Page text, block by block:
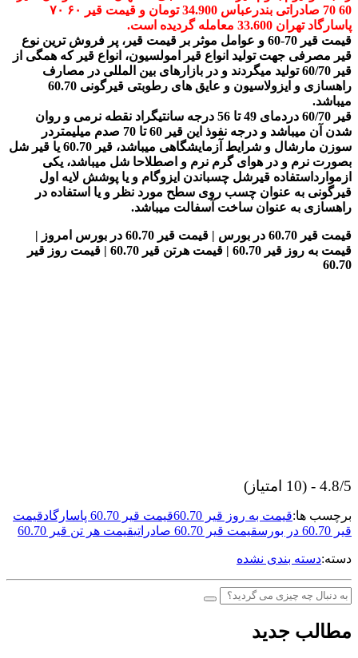
60 70 صادراتی بندرعباس 34.900 تومان و قیمت قیر ۶۰ ۷۰
پاسارگاد تهران 33.600 معامله گردیده است.
قیمت قیر 70-60 و عوامل موثر بر قیمت قیر، پر فروش ترین نوع
قیر مصرفی جهت تولید انواع قیر امولسیون، انواع قیر که همگی از
قیر 60/70 تولید میگردند و در بازارهای بین المللی در مصارف
راهسازی و ایزولاسیون و عایق های رطوبتی قیرگونی 60.70
میباشد.
قیر 60/70 دردمای 49 تا 56 درجه سانتیگراد نقطه نرمی و روان
شدن آن میباشد و درجه نفوذ این قیر 60 تا 70 صدم میلیمتردر
سوزن مارشال و شرایط آزمایشگاهی میباشد، قیر 60.70 یا قیر شل
بصورت نرم و در هوای گرم نرم و اصطلاحا شل میباشد، یکی
ازموارداستفاده قیرشل چسباندن ایزوگام و یا پوشش لایه اول
قیرگونی به عنوان چسب روی سطح مورد نظر و یا استفاده در
راهسازی به عنوان ساخت آسفالت میباشد.
قیمت قیر 60.70 در بورس | قیمت قیر 60.70 در بورس امروز |
قیمت به روز قیر 60.70 | قیمت هرتن قیر 60.70 | قیمت روز قیر
60.70
4.8/5 - (10 امتیاز)
برچسب ها:قیمت به روز قیر 60.70 قیمت قیر 60.70 پاسارگاد
قیمت
قیر 60.70 در بورس
قیمت قیر 60.70 صادراتی قیمت هر تن قیر 60.70
دسته:دسته بندی نشده
مطالب جدید